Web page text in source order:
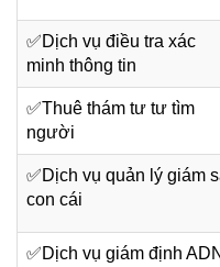
✅Dịch vụ điều tra xác
minh thông tin
✅Thuê thám tư tư tìm
người
✅Dịch vụ quản lý giám
con cái
✅Dịch vụ giám định ADN